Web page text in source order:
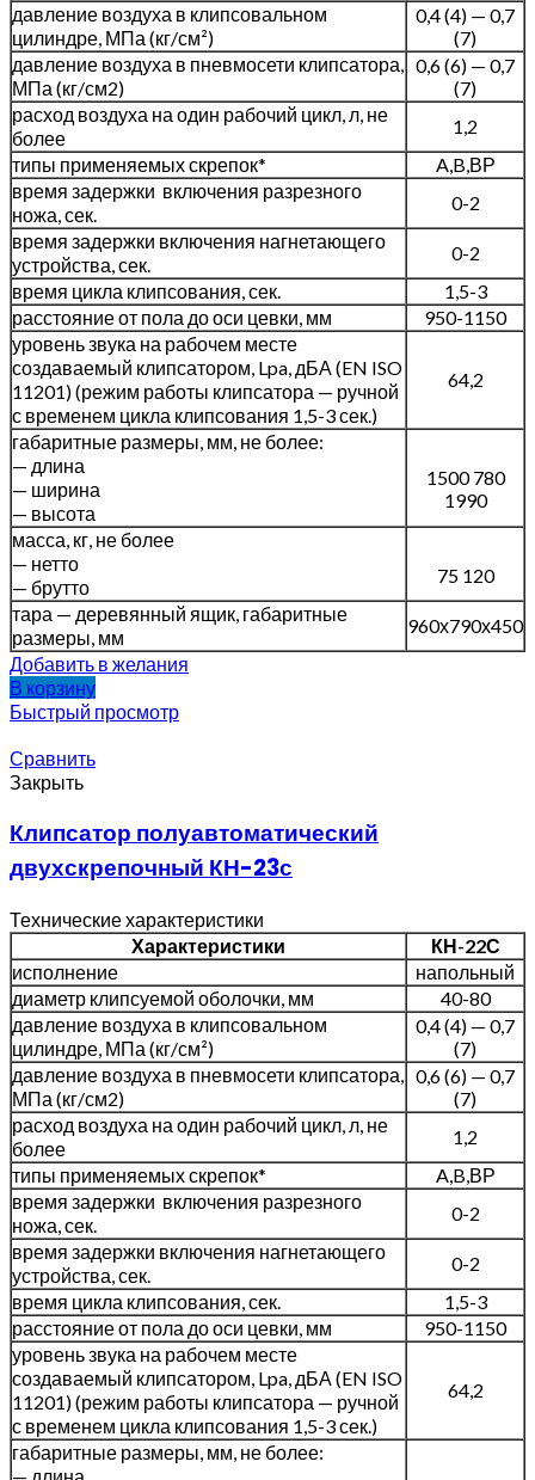
давление воздуха в клипсовальном
цилиндре, МПа (кг/см²)
0,4 (4) — 0,7
(7)
давление воздуха в пневмосети клипсатора,
МПа (кг/см2)
0,6 (6) — 0,7
(7)
расход воздуха на один рабочий цикл, л, не
более
1,2
типы применяемых скрепок*
A,B,ВР
время задержки включения разрезного
ножа, сек.
0-2
время задержки включения нагнетающего
устройства, сек.
0-2
время цикла клипсования, сек.
1,5-3
расстояние от пола до оси цевки, мм
950-1150
уровень звука на рабочем месте
создаваемый клипсатором, Lpa, дБА (EN ISO
11201) (режим работы клипсатора — ручной
с временем цикла клипсования 1,5-3 сек.)
64,2
габаритные размеры, мм, не более:
— длина
— ширина
— высота
1500 780
1990
масса, кг, не более
— нетто
— брутто
75 120
тара — деревянный ящик, габаритные
размеры, мм
960х790х450
Добавить в желания
В корзину
Быстрый просмотр
Сравнить
Закрыть
Клипсатор полуавтоматический
двухскрепочный КН-23с
Технические характеристики
Характеристики
КН-22С
исполнение
напольный
диаметр клипсуемой оболочки, мм
40-80
давление воздуха в клипсовальном
цилиндре, МПа (кг/см²)
0,4 (4) — 0,7
(7)
давление воздуха в пневмосети клипсатора,
МПа (кг/см2)
0,6 (6) — 0,7
(7)
расход воздуха на один рабочий цикл, л, не
более
1,2
типы применяемых скрепок*
A,B,ВР
время задержки включения разрезного
ножа, сек.
0-2
время задержки включения нагнетающего
устройства, сек.
0-2
время цикла клипсования, сек.
1,5-3
расстояние от пола до оси цевки, мм
950-1150
уровень звука на рабочем месте
создаваемый клипсатором, Lpa, дБА (EN ISO
11201) (режим работы клипсатора — ручной
с временем цикла клипсования 1,5-3 сек.)
64,2
габаритные размеры, мм, не более: